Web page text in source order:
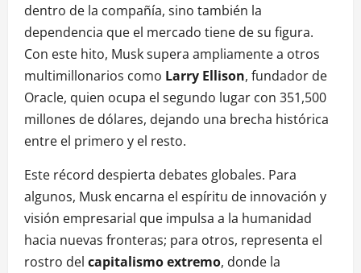
dentro de la compañía, sino también la
dependencia que el mercado tiene de su figura.
Con este hito, Musk supera ampliamente a otros
multimillonarios como Larry Ellison, fundador de
Oracle, quien ocupa el segundo lugar con 351,500
millones de dólares, dejando una brecha histórica
entre el primero y el resto.
Este récord despierta debates globales. Para
algunos, Musk encarna el espíritu de innovación y
visión empresarial que impulsa a la humanidad
hacia nuevas fronteras; para otros, representa el
rostro del capitalismo extremo, donde la